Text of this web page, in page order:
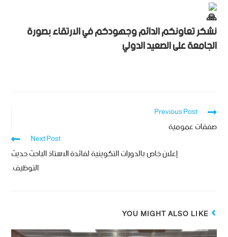
نشكر تعاونكم الدائم وجهودكم في الارتقاء بصورة
الجامعة على الصعيد الدولي
Previous Post
صفقات عمومية
Next Post
إعلان خاص بالدورات التكوينية لفائدة الاستاذ الباحث حديث
التوظيف.
YOU MIGHT ALSO LIKE